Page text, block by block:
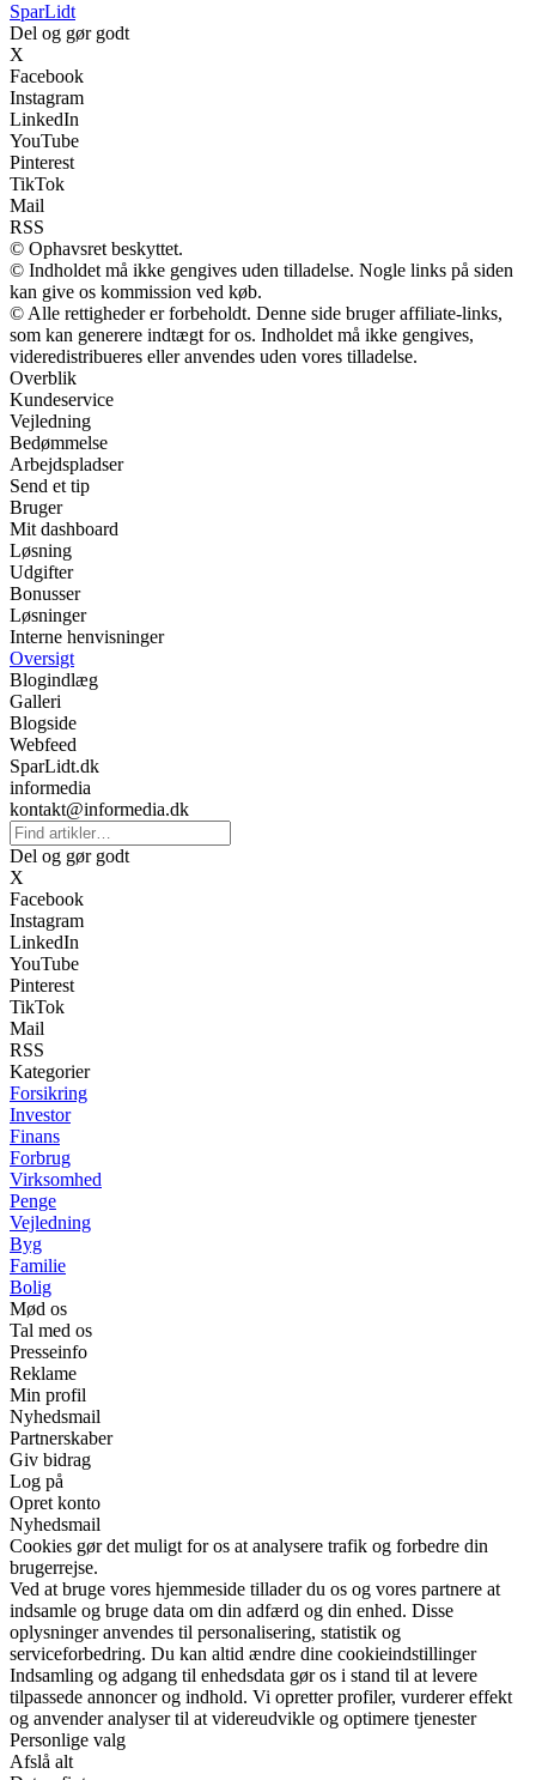
SparLidt
Del og gør godt
X
Facebook
Instagram
LinkedIn
YouTube
Pinterest
TikTok
Mail
RSS
© Ophavsret beskyttet.
© Indholdet må ikke gengives uden tilladelse. Nogle links på siden
kan give os kommission ved køb.
© Alle rettigheder er forbeholdt. Denne side bruger affiliate-links,
som kan generere indtægt for os. Indholdet må ikke gengives,
videredistribueres eller anvendes uden vores tilladelse.
Overblik
Kundeservice
Vejledning
Bedømmelse
Arbejdspladser
Send et tip
Bruger
Mit dashboard
Løsning
Udgifter
Bonusser
Løsninger
Interne henvisninger
Oversigt
Blogindlæg
Galleri
Blogside
Webfeed
SparLidt.dk
informedia
kontakt@informedia.dk
Del og gør godt
X
Facebook
Instagram
LinkedIn
YouTube
Pinterest
TikTok
Mail
RSS
Kategorier
Forsikring
Investor
Finans
Forbrug
Virksomhed
Penge
Vejledning
Byg
Familie
Bolig
Mød os
Tal med os
Presseinfo
Reklame
Min profil
Nyhedsmail
Partnerskaber
Giv bidrag
Log på
Opret konto
Nyhedsmail
Cookies gør det muligt for os at analysere trafik og forbedre din
brugerrejse.
Ved at bruge vores hjemmeside tillader du os og vores partnere at
indsamle og bruge data om din adfærd og din enhed. Disse
oplysninger anvendes til personalisering, statistik og
serviceforbedring. Du kan altid ændre dine cookieindstillinger
Indsamling og adgang til enhedsdata gør os i stand til at levere
tilpassede annoncer og indhold. Vi opretter profiler, vurderer effekt
og anvender analyser til at videreudvikle og optimere tjenester
Personlige valg
Afslå alt